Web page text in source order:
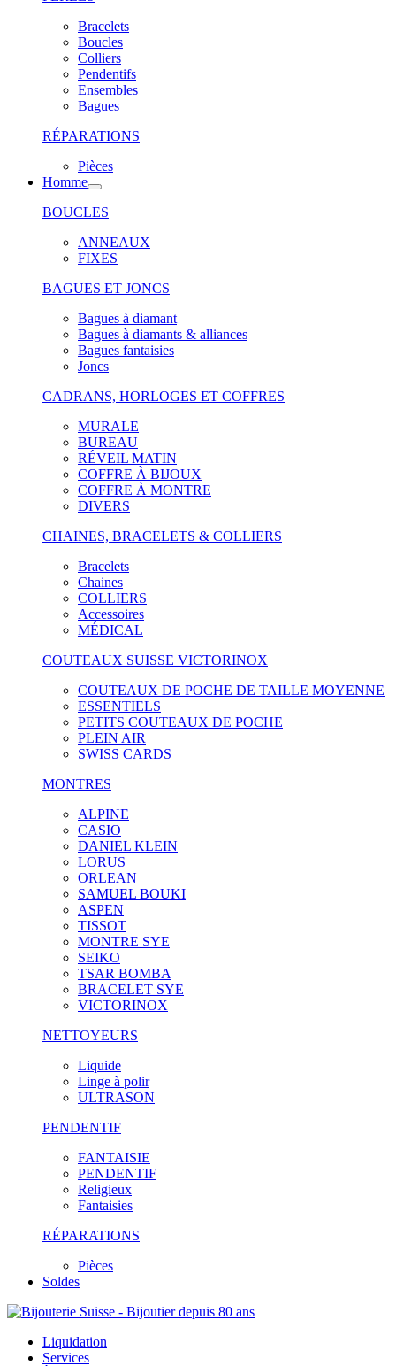
Bracelets
Boucles
Colliers
Pendentifs
Ensembles
Bagues
RÉPARATIONS
Pièces
Homme
BOUCLES
ANNEAUX
FIXES
BAGUES ET JONCS
Bagues à diamant
Bagues à diamants & alliances
Bagues fantaisies
Joncs
CADRANS, HORLOGES ET COFFRES
MURALE
BUREAU
RÉVEIL MATIN
COFFRE À BIJOUX
COFFRE À MONTRE
DIVERS
CHAINES, BRACELETS & COLLIERS
Bracelets
Chaines
COLLIERS
Accessoires
MÉDICAL
COUTEAUX SUISSE VICTORINOX
COUTEAUX DE POCHE DE TAILLE MOYENNE
ESSENTIELS
PETITS COUTEAUX DE POCHE
PLEIN AIR
SWISS CARDS
MONTRES
ALPINE
CASIO
DANIEL KLEIN
LORUS
ORLEAN
SAMUEL BOUKI
ASPEN
TISSOT
MONTRE SYE
SEIKO
TSAR BOMBA
BRACELET SYE
VICTORINOX
NETTOYEURS
Liquide
Linge à polir
ULTRASON
PENDENTIF
FANTAISIE
PENDENTIF
Religieux
Fantaisies
RÉPARATIONS
Pièces
Soldes
Liquidation
Services